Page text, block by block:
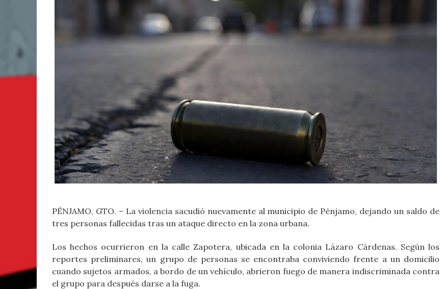
PÉNJAMO, GTO. – La violencia sacudió nuevamente al municipio de Pénjamo, dejando un saldo de
tres personas fallecidas tras un ataque directo en la zona urbana.
Los hechos ocurrieron en la calle Zapotera, ubicada en la colonia Lázaro Cárdenas. Según los
reportes preliminares, un grupo de personas se encontraba conviviendo frente a un domicilio
cuando sujetos armados, a bordo de un vehículo, abrieron fuego de manera indiscriminada contra
el grupo para después darse a la fuga.